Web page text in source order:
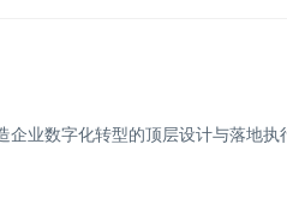
企业数字化转型的顶层设计与落地